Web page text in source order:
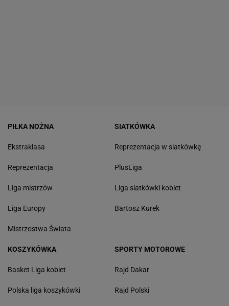
PIŁKA NOŻNA
Ekstraklasa
Reprezentacja
Liga mistrzów
Liga Europy
Mistrzostwa Świata
SIATKÓWKA
Reprezentacja w siatkówkę
PlusLiga
Liga siatkówki kobiet
Bartosz Kurek
KOSZYKÓWKA
Basket Liga kobiet
Polska liga koszykówki
SPORTY MOTOROWE
Rajd Dakar
Rajd Polski